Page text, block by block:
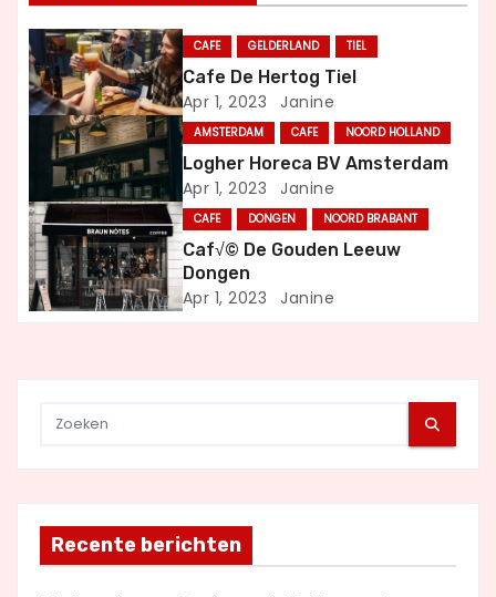
n
a
v
g
a
t
CAFE GELDERLAND TIEL
Cafe De Hertog Tiel
Apr 1, 2023 Janine
AMSTERDAM CAFE NOORD HOLLAND
Logher Horeca BV Amsterdam
Apr 1, 2023 Janine
CAFE DONGEN NOORD BRABANT
Caf√© De Gouden Leeuw
Dongen
Apr 1, 2023 Janine
Recente berichten